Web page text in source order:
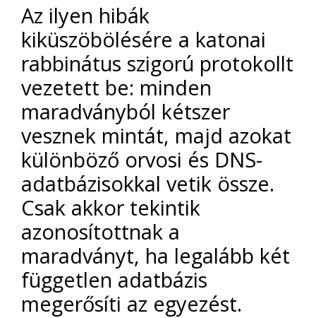
Az ilyen hibák
kiküszöbölésére a katonai
rabbinátus szigorú protokollt
vezetett be: minden
maradványból kétszer
vesznek mintát, majd azokat
különböző orvosi és DNS-
adatbázisokkal vetik össze.
Csak akkor tekintik
azonosítottnak a
maradványt, ha legalább két
független adatbázis
megerősíti az egyezést.